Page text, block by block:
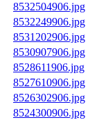
8532504906.jpg
8532249906.jpg
8531202906.jpg
8530907906.jpg
8528611906.jpg
8527610906.jpg
8526302906.jpg
8524300906.jpg